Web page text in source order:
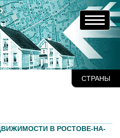
СТРАНЫ
В РОСТОВЕ-НА-